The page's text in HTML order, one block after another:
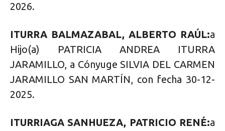
2026.
ITURRA BALMAZABAL, ALBERTO RAÚL:a
Hijo(a) PATRICIA ANDREA ITURRA
JARAMILLO, a Cónyuge SILVIA DEL CARMEN
JARAMILLO SAN MARTÍN, con fecha 30-12-
2025.
ITURRIAGA SANHUEZA, PATRICIO RENÉ:a